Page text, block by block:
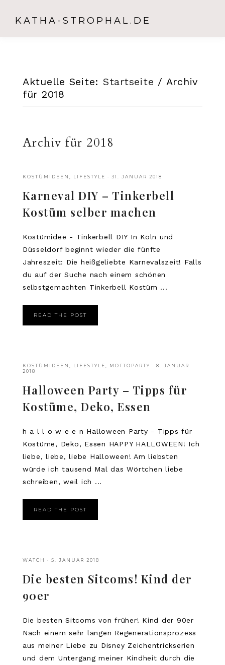
KATHA-STROPHAL.DE
Aktuelle Seite: Startseite / Archiv
für 2018
Archiv für 2018
KOSTÜMIDEEN LIFESTYLE · 31. JANUAR 2018
Karneval DIY – Tinkerbell
Kostüm selber machen
Kostümidee - Tinkerbell DIY In Köln und
Düsseldorf beginnt wieder die fünfte
Jahreszeit: Die heißgeliebte Karnevalszeit! Falls
du auf der Suche nach einem schönen
selbstgemachten Tinkerbell Kostüm ...
READ THE POST
KOSTÜMIDEEN LIFESTYLE MOTTOPARTY · 8. JANUAR
2018
Halloween Party – Tipps für
Kostüme, Deko, Essen
h a l l o w e e n Halloween Party - Tipps für
Kostüme, Deko, Essen HAPPY HALLOWEEN! Ich
liebe, liebe, liebe Halloween! Am liebsten
würde ich tausend Mal das Wörtchen liebe
schreiben, weil ich ...
READ THE POST
WATCH · 5. JANUAR 2018
Die besten Sitcoms! Kind der
90er
Die besten Sitcoms von früher! Kind der 90er
Nach einem sehr langen Regenerationsprozess
aus meiner Liebe zu Disney Zeichentrickserien
und dem Untergang meiner Kindheit durch die